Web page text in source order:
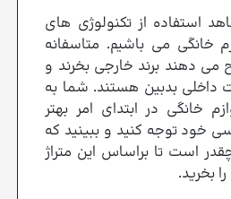
استفاده از تکنولوژی های
خانگی می باشیم. متاسفانه
می دهند برند خارجی بخرند و
داخلی بدبین هستند. شما به
خانگی در ابتدای امر بهتر
خود توجه کنید و ببینید که
است تا براساس این متراژ
بخرید.